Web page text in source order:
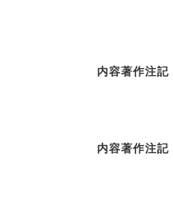
内容著作注記
内容著作注記